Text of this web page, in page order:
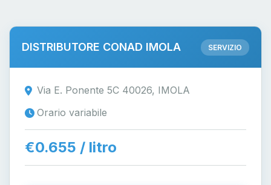
DISTRIBUTORE CONAD IMOLA SERVIZIO
Via E. Ponente 5C 40026, IMOLA
Orario variabile
€0.655 / litro